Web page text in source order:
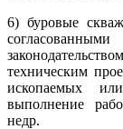
6) буровые
техническим
ископаемых
выполнение
недр.